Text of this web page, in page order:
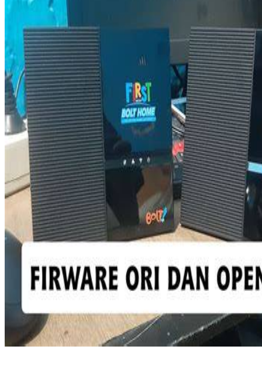
Swimava
T
Tommee Tippee
Trunki
Tutti Bambini
Twistshake
TY Toys
U
V
Veja
Vtech
Waterland
Wellness